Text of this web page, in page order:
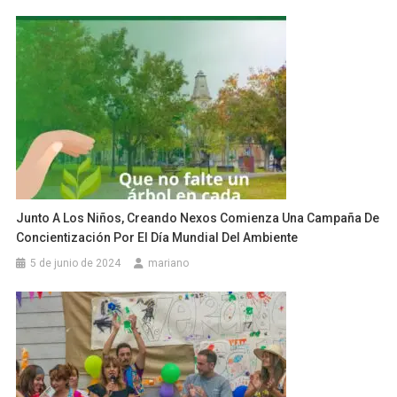
Junto A Los Niños, Creando Nexos Comienza Una Campaña De
Concientización Por El Día Mundial Del Ambiente
5 de junio de 2024 mariano